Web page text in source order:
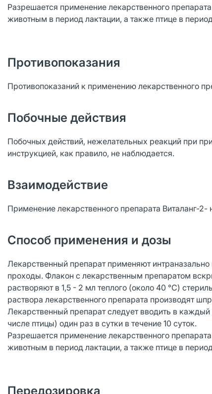
Разрешается применение лекарственного
животным в период лактации, а также птице в
Противопоказания
Противопоказаний к применению лекарственного
Побочные действия
Побочных действий, нежелательных реакций при
инструкцией, как правило, не наблюдается.
Взаимодействие
Применение лекарственного препарата Виталанг-
Способ применения и дозы
Лекарственный препарат применяют
проходы. Флакон с лекарственным препаратом
растворяют в 1,5 - 2 мл теплого (около 40 °С)
раствора лекарственного препарата производят
Лекарственный препарат следует вводить в
числе птицы) один раз в сутки в течение 10 суток.
Разрешается применение лекарственного
животным в период лактации, а также птице в
Передозировка